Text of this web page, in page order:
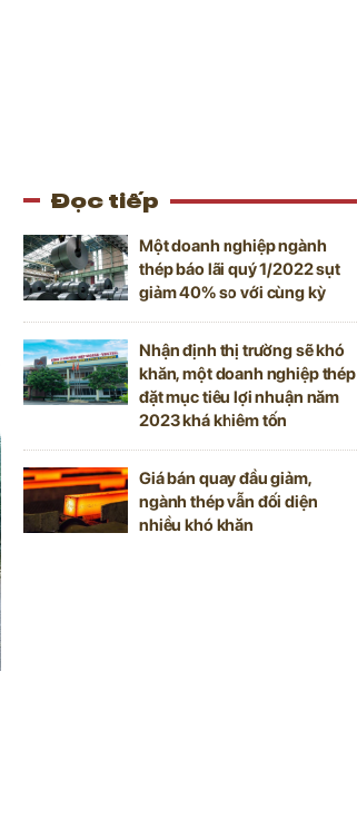
Đọc tiếp
Một doanh nghiệp ngành
thép báo lãi quý 1/2022 sụt
giảm 40% so với cùng kỳ
Nhận định thị trường sẽ khó
khăn, một doanh nghiệp thép
đặt mục tiêu lợi nhuận năm
2023 khá khiêm tốn
Giá bán quay đầu giảm,
ngành thép vẫn đối diện
nhiều khó khăn